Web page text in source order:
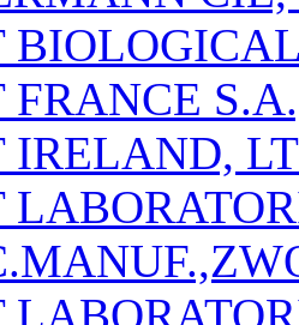
IRELAND,